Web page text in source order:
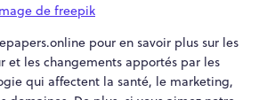
de freepik
pour en savoir plus sur les
et les changements apportés par les
qui affectent la santé, le marketing,